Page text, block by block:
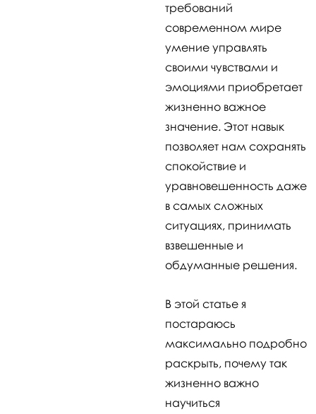
требований
современном мире
умение управлять
своими чувствами и
эмоциями приобретает
жизненно важное
значение. Этот навык
позволяет нам сохранять
спокойствие и
уравновешенность даже
в самых сложных
ситуациях, принимать
взвешенные и
обдуманные решения.
В этой статье я
постараюсь
максимально подробно
раскрыть, почему так
жизненно важно
научиться